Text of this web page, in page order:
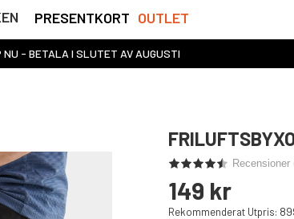
PRESENTKORT OUTLET
NU - BETALA I SLUTET AV AUGUSTI
Recensioner
149 kr
Rekommenderat Utpris: